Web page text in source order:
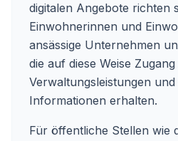
digitalen Angebote richten
Einwohnerinnen und
ansässige Unternehmen
die auf diese Weise
Verwaltungsleistungen und
Informationen erhalten.
Für öffentliche Stellen wie